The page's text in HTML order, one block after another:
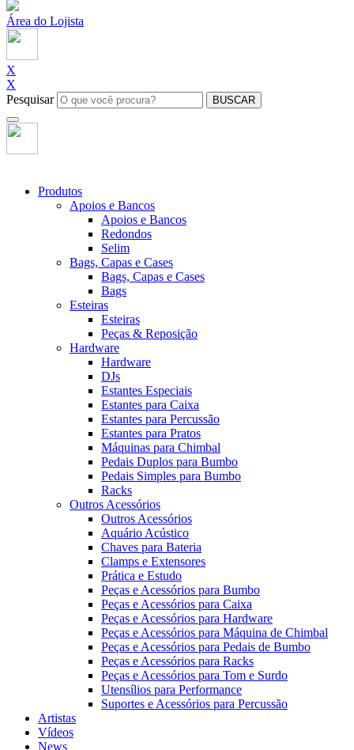
Área do Lojista
X
X
Pesquisar
BUSCAR
Produtos
Apoios e Bancos
Apoios e Bancos
Redondos
Selim
Bags, Capas e Cases
Bags, Capas e Cases
Bags
Esteiras
Esteiras
Peças & Reposição
Hardware
Hardware
DJs
Estantes Especiais
Estantes para Caixa
Estantes para Percussão
Estantes para Pratos
Máquinas para Chimbal
Pedais Duplos para Bumbo
Pedais Simples para Bumbo
Racks
Outros Acessórios
Outros Acessórios
Aquário Acústico
Chaves para Bateria
Clamps e Extensores
Prática e Estudo
Peças e Acessórios para Bumbo
Peças e Acessórios para Caixa
Peças e Acessórios para Hardware
Peças e Acessórios para Máquina de Chimbal
Peças e Acessórios para Pedais de Bumbo
Peças e Acessórios para Racks
Peças e Acessórios para Tom e Surdo
Utensílios para Performance
Suportes e Acessórios para Percussão
Artistas
Vídeos
News